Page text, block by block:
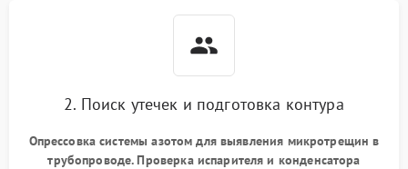
2. Поиск утечек и подготовка контура
Опрессовка системы азотом для выявления микротрещин в
трубопроводе. Проверка испарителя и конденсатора